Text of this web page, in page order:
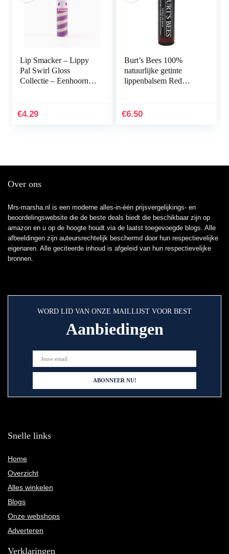
Lip Smacker – Lippy
Pal Swirl Gloss
Collectie – Eenhoorn
Frosting Smaak –
€4.29
Burt’s Bees 100%
natuurlijke getinte
lippenbalsem Red
stift
€6.50
Over ons
Mrs-marsha.nl is een moderne alles-in-één prijsvergelijkings- en
beoordelingswebsite die de beste deals biedt die beschikbaar zijn op
amazon en u op de hoogte houdt via de laatst toegevoegde blogs. Alle
afbeeldingen zijn auteursrechtelijk beschermd door hun respectievelijke
eigenaren. Alle geciteerde inhoud is afgeleid van hun respectievelijke
bronnen.
WORD LID VAN ONZE MAILLIJST VOOR BEST
Aanbiedingen
Snelle links
Home
Overzicht
Alles winkelen
Blogs
Onze webshops
Adverteren
Verklaringen